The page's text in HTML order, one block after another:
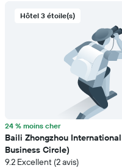
Hôtel 3 étoile(s)
24 % moins cher
Baili Zhongzhou
Business Circle)
9.2 Excellent (2 avis)